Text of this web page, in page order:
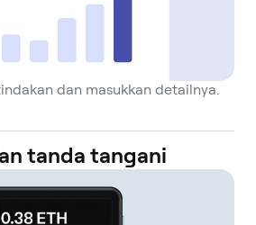
dan masukkan detailnya.
tanda tangani